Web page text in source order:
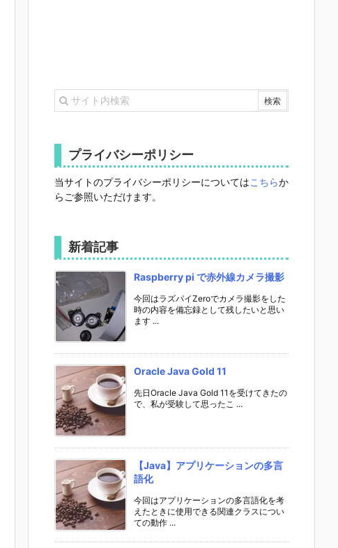
プライバシーポリシー
当サイトのプライバシーポリシーについてはこちらか
らご参照いただけます。
新着記事
Raspberry pi で赤外線カメラ撮影
今回はラズパイZeroでカメラ撮影をした
時の内容を備忘録として残したいと思い
ます ...
Oracle Java Gold 11
先日Oracle Java Gold 11を受けてきたの
で、私が受験して思ったこ ...
【Java】アプリケーションの多言
語化
今回はアプリケーションの多言語化を考
えたときに使用できる関連クラスについ
ての動作 ...